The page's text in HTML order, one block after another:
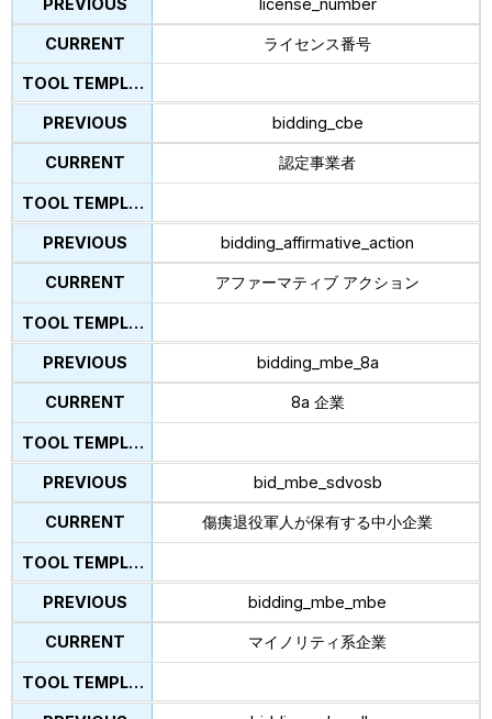
license_number
ライセンス番号
bidding_cbe
認定事業者
bidding_affirmative_action
アファーマティブ アクション
bidding_mbe_8a
8a 企業
bid_mbe_sdvosb
傷痍退役軍人が保有する中小企業
bidding_mbe_mbe
マイノリティ系企業